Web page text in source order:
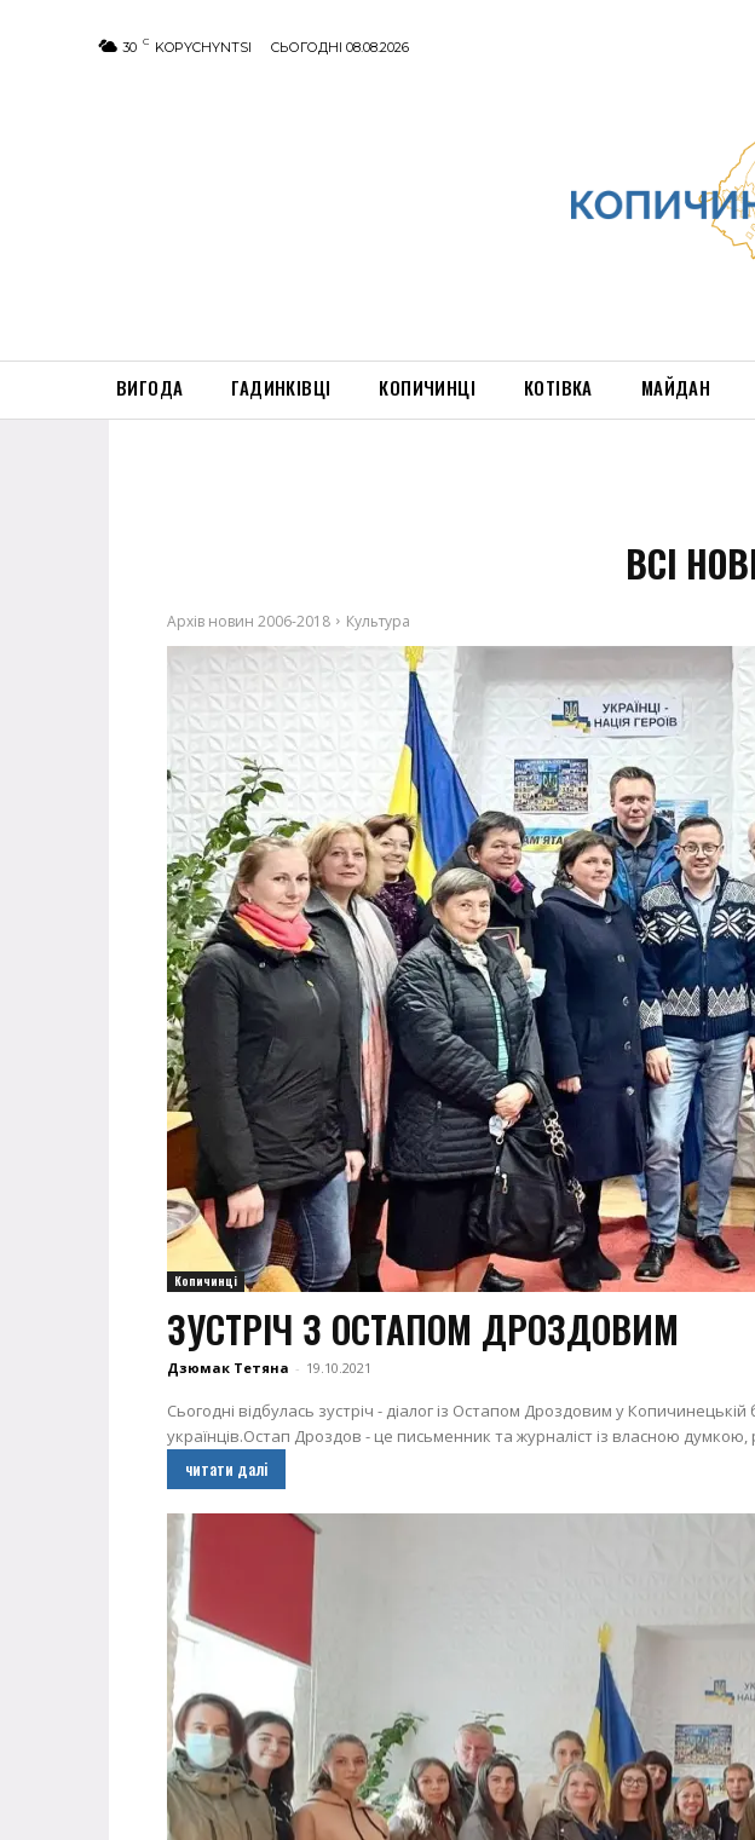
30 C KOPYCHYNTSI СЬОГОДНІ 08.08.2026
ВИГОДА ГАДИНКІВЦІ КОПИЧИНЦІ КОТІВКА МАЙДАН
ВСІ
Архів новин 2006-2018 Культура
Копичинці
ЗУСТРІЧ З ОСТАПОМ ДРОЗДОВИМ
Дзюмак Тетяна - 19.10.2021
Сьогодні відбулась зустріч - діалог із Остапом Дроздовим у
українців.Остап Дроздов - це письменник та журналіст із власною думкою,
читати далі